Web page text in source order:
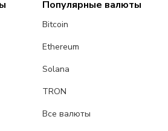
Популярные валюты
Bitcoin
Ethereum
Solana
TRON
Все валюты